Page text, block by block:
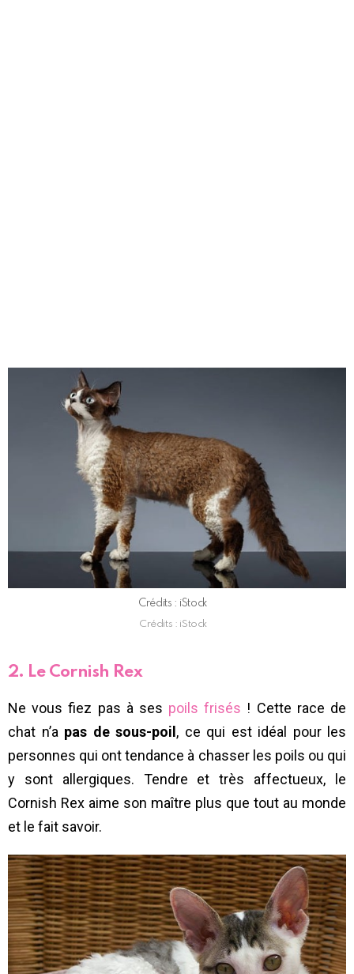
Crédits : iStock
Crédits : iStock
2. Le Cornish Rex
Ne vous fiez pas à ses poils frisés ! Cette race de
chat n’a pas de sous-poil , ce qui est idéal pour les
personnes qui ont tendance à chasser les poils ou qui
y sont allergiques. Tendre et très affectueux, le
Cornish Rex aime son maître plus que tout au monde
et le fait savoir.